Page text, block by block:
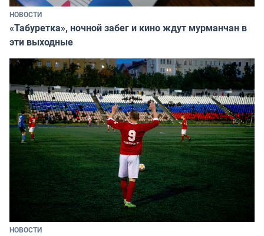
НОВОСТИ
«Табуретка», ночной забег и кино ждут мурманчан в
эти выходные
НОВОСТИ